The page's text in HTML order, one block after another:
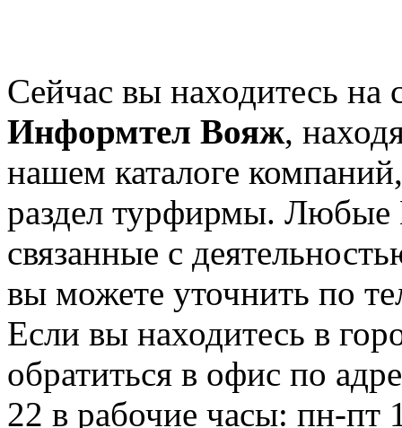
Сейчас вы находитесь на
Информтел Вояж,
нашем каталоге
раздел турфирмы. Любые
связанные с
вы можете уточнить по
Если вы находитесь в
обратиться в офис по
22 в рабочие часы: пн-пт